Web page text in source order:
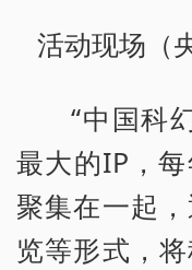
活动现场（
“中国科
最大的IP，
聚集在一起
览等形式，